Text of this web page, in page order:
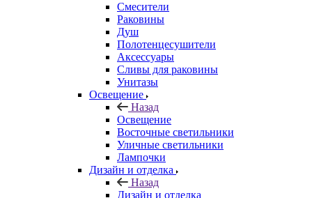
Смесители
Раковины
Душ
Полотенцесушители
Аксессуары
Сливы для раковины
Унитазы
Освещение
Назад
Освещение
Восточные светильники
Уличные светильники
Лампочки
Дизайн и отделка
Назад
Дизайн и отделка